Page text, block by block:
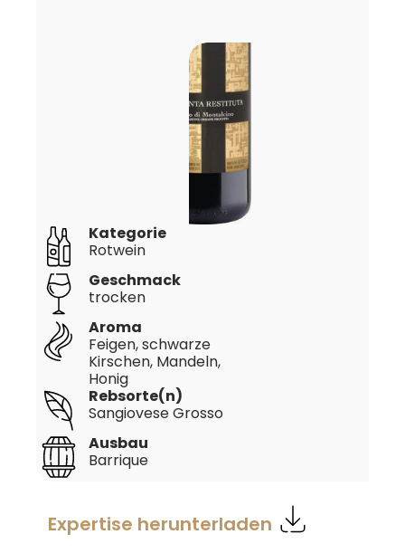
Ausbau
Barrique
Aroma
Feigen, schwarze
Kirschen, Mandeln,
Honig
Geschmack
trocken
Kategorie
Rotwein
Rebsorte(n)
Sangiovese Grosso
Expertise herunterladen